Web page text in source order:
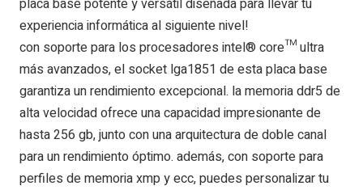
placa base potente y versátil diseñada para llevar tu
experiencia informática al siguiente nivel!
con soporte para los procesadores intel® core™ ultra
más avanzados, el socket lga1851 de esta placa base
garantiza un rendimiento excepcional. la memoria ddr5 de
alta velocidad ofrece una capacidad impresionante de
hasta 256 gb, junto con una arquitectura de doble canal
para un rendimiento óptimo. además, con soporte para
perfiles de memoria xmp y ecc, puedes personalizar tu